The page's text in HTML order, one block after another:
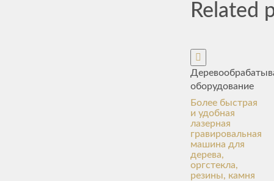
Related
оборудование
Более быстрая
и удобная
лазерная
гравировальная
машина для
дерева,
оргстекла,
резины, камня